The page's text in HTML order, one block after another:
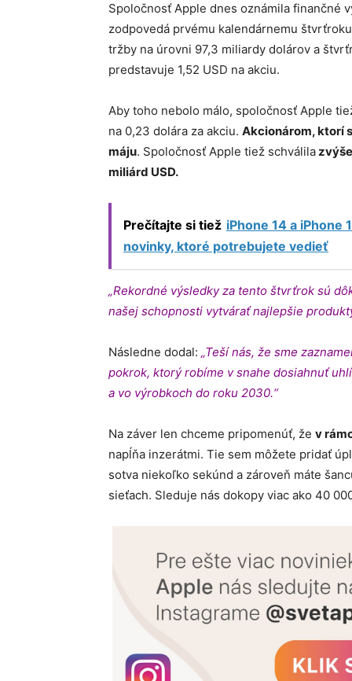
Spoločnosť Apple dnes oznámila finančné
zodpovedá prvému kalendárnemu
tržby na úrovni 97,3 miliardy dolárov a
predstavuje 1,52 USD na akciu.
Aby toho nebolo málo, spoločnosť Apple
na 0,23 dolára za akciu. Akcionárom, ktorí
máju. Spoločnosť Apple tiež schválila
miliárd USD.
Prečítajte si tiež iPhone 14 a iPhone
novinky, ktoré potrebujete vedieť
„Rekordné výsledky za tento štvrťrok sú
našej schopnosti vytvárať najlepšie
Následne dodal: „Teší nás, že sme
pokrok, ktorý robíme v snahe dosiahnuť
a vo výrobkoch do roku 2030.“
Na záver len chceme pripomenúť, že v
napĺňa inzerátmi. Tie sem môžete pridať
sotva niekoľko sekúnd a zároveň máte
sieťach. Sleduje nás dokopy viac ako 40